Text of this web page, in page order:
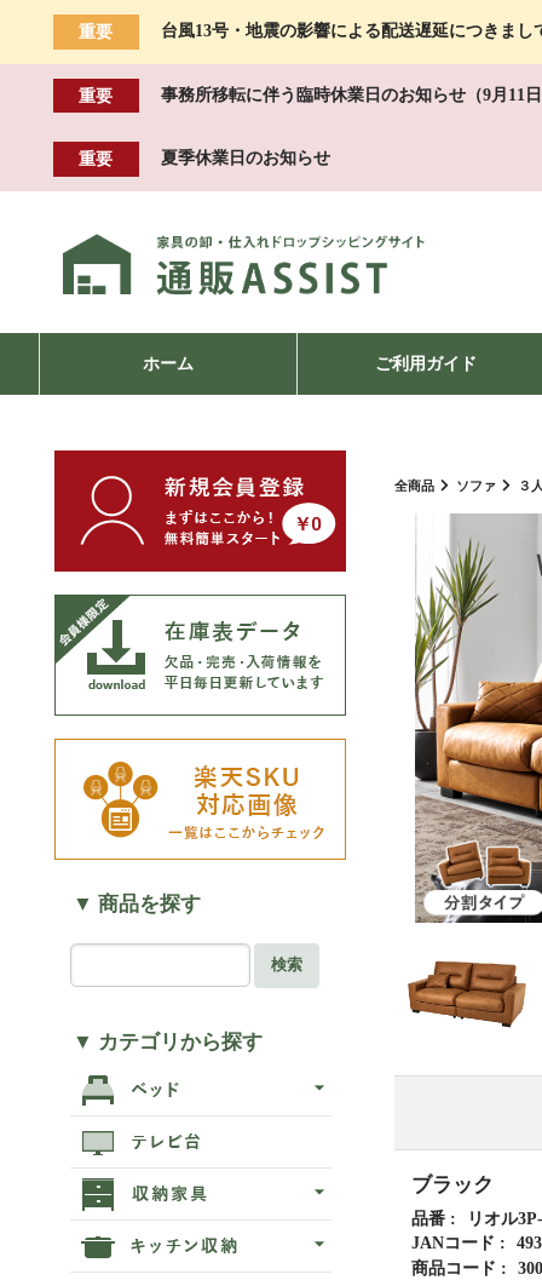
重要 台風13号・地震の影響による配送遅延につきまし
重要 事務所移転に伴う臨時休業日のお知らせ（9月11
重要 夏季休業日のお知らせ
ホーム ご利用ガイド
全商品 ソファ ３
ブラック
品番
リオル
JANコード
商品コード
▼ 商品を探す
検索
▼ カテゴリから探す